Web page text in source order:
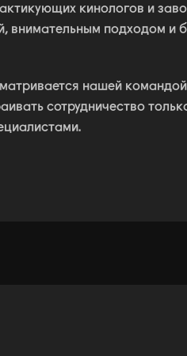
кинологов и
внимательным подходом и
нашей
сотрудничество